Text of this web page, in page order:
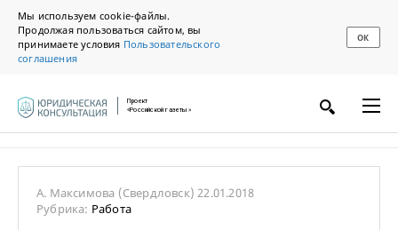
Мы используем cookie-файлы.
Продолжая пользоваться сайтом, вы
принимаете условия Пользовательского
соглашения
ОК
Проект
«Российской газеты»
А. Максимова (Свердловск)22.01.2018
Рубрика: Работа